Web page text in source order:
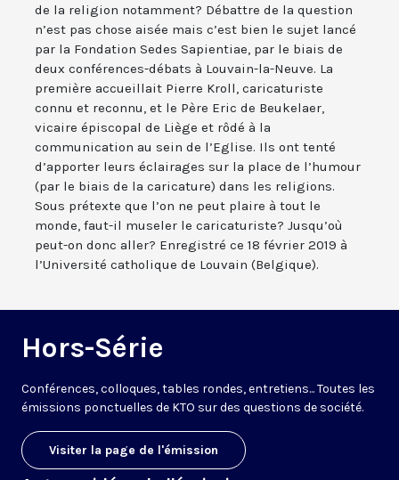
de la religion notamment? Débattre de la question
n’est pas chose aisée mais c’est bien le sujet lancé
par la Fondation Sedes Sapientiae, par le biais de
deux conférences-débats à Louvain-la-Neuve. La
première accueillait Pierre Kroll, caricaturiste
connu et reconnu, et le Père Eric de Beukelaer,
vicaire épiscopal de Liège et rôdé à la
communication au sein de l’Eglise. Ils ont tenté
d’apporter leurs éclairages sur la place de l’humour
(par le biais de la caricature) dans les religions.
Sous prétexte que l’on ne peut plaire à tout le
monde, faut-il museler le caricaturiste? Jusqu’où
peut-on donc aller? Enregistré ce 18 février 2019 à
l’Université catholique de Louvain (Belgique).
Hors-Série
Conférences, colloques, tables rondes, entretiens... Toutes les
émissions ponctuelles de KTO sur des questions de société.
Visiter la page de l'émission